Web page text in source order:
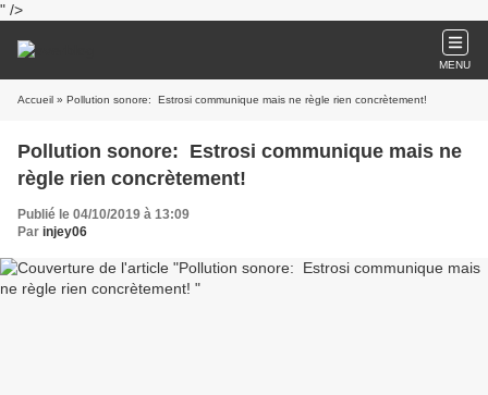
" />
MENU
Accueil » Pollution sonore: Estrosi communique mais ne règle rien concrètement!
Pollution sonore: Estrosi communique mais ne
règle rien concrètement!
Publié le 04/10/2019 à 13:09
Par injey06